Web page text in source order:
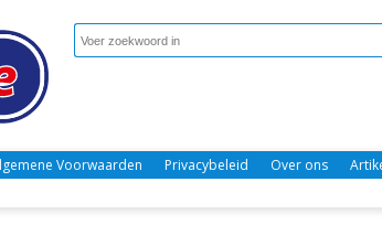
Voorwaarden Privacybeleid Over ons